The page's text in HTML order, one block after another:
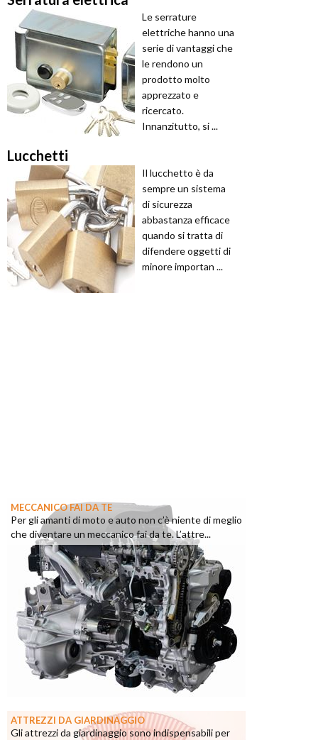
Le serrature
elettriche hanno una
serie di vantaggi che
le rendono un
prodotto molto
apprezzato e
ricercato.
Innanzitutto, si ...
Lucchetti
Il lucchetto è da
sempre un sistema
di sicurezza
abbastanza efficace
quando si tratta di
difendere oggetti di
minore importan ...
MECCANICO FAI DA TE
Per gli amanti di moto e auto non c’è niente di meglio
che diventare un meccanico fai da te. L’attre...
ATTREZZI DA GIARDINAGGIO
Gli attrezzi da giardinaggio sono indispensabili per